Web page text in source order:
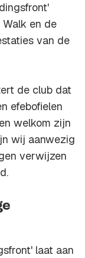
en de
van de
de club dat
efebofielen
welkom zijn
wij aanwezig
verwijzen
laat aan